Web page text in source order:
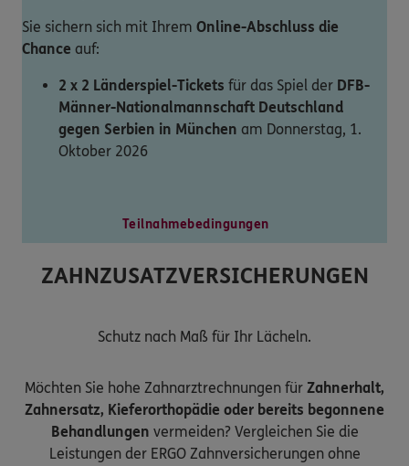
Sie sichern sich mit Ihrem Online-Abschluss die
Chance auf:
2 x 2 Länderspiel-Tickets für das Spiel der DFB-
Männer-Nationalmannschaft Deutschland
gegen Serbien in München am Donnerstag, 1.
Oktober 2026
Teilnahmebedingungen
ZAHNZUSATZVERSICHERUNGEN
Schutz nach Maß für Ihr Lächeln.
Möchten Sie hohe Zahnarztrechnungen für Zahnerhalt,
Zahnersatz, Kieferorthopädie oder bereits begonnene
Behandlungen vermeiden? Vergleichen Sie die
Leistungen der ERGO Zahnversicherungen ohne